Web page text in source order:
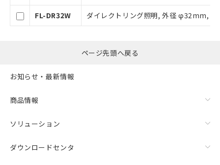
FL-DR32W ダイレクトリング照明, 外径 φ32mm, 広
ページ先頭へ戻る
お知らせ・最新情報
商品情報
ソリューション
ダウンロードセンタ
をご了承ください。
※当社の共同利用者とは、 "個人情報
の共同利用に関して"
の「1.共同利
指します。